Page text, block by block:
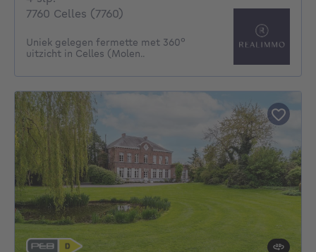
7760 Celles (7760)
Uniek gelegen fermette met 360°
uitzicht in Celles (Molen..